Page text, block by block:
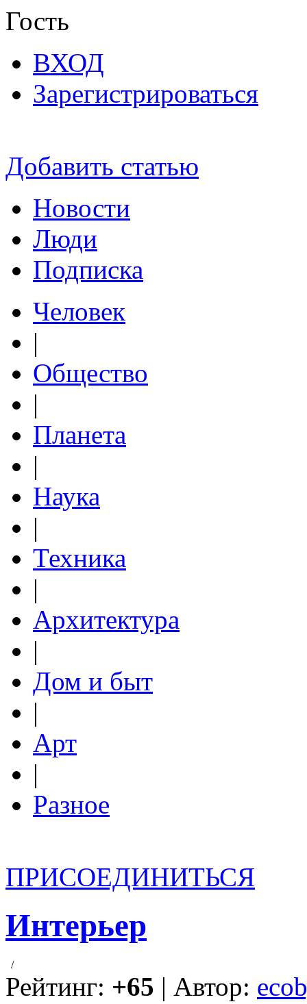
Гость
ВХОД
Зарегистрироваться
Добавить статью
Новости
Люди
Подписка
Человек
|
Общество
|
Планета
|
Наука
|
Техника
|
Архитектура
|
Дом и быт
|
Арт
|
Разное
ПРИСОЕДИНИТЬСЯ
Интерьер
/
Рейтинг: +65 | Автор: